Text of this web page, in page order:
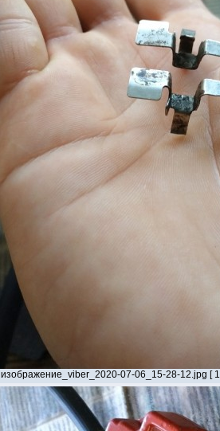
изображение_viber_2020-07-06_15-28-12.jpg [